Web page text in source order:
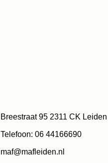
Breestraat 95 2311 CK Leiden
Telefoon: 06 44166690
maf@mafleiden.nl